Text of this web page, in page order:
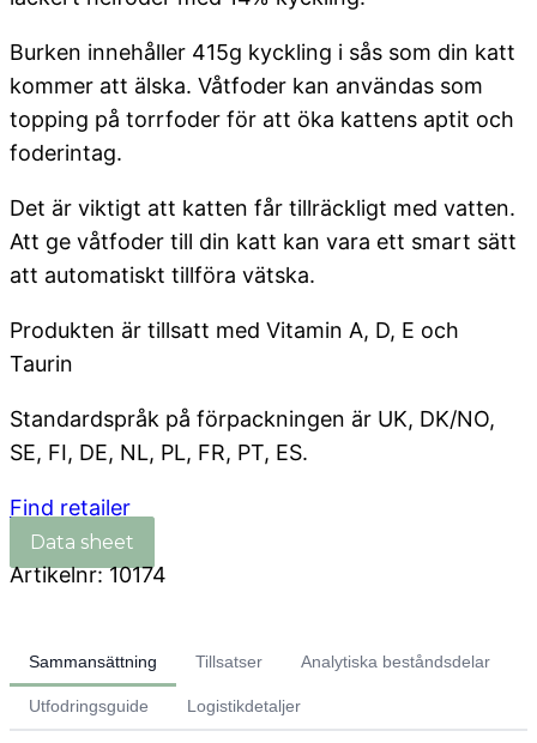
Burken innehåller 415g kyckling i sås som din katt
kommer att älska. Våtfoder kan användas som
topping på torrfoder för att öka kattens aptit och
foderintag.
Det är viktigt att katten får tillräckligt med vatten.
Att ge våtfoder till din katt kan vara ett smart sätt
att automatiskt tillföra vätska.
Produkten är tillsatt med Vitamin A, D, E och
Taurin
Standardspråk på förpackningen är UK, DK/NO,
SE, FI, DE, NL, PL, FR, PT, ES.
Find retailer
Artikelnr:10174
Sammansättning Tillsatser Analytiska beståndsdelar
Utfodringsguide Logistikdetaljer